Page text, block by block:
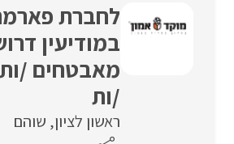
לחברת
במודיעין
מאבטחים /
/ות
ראשון לציון שוהם